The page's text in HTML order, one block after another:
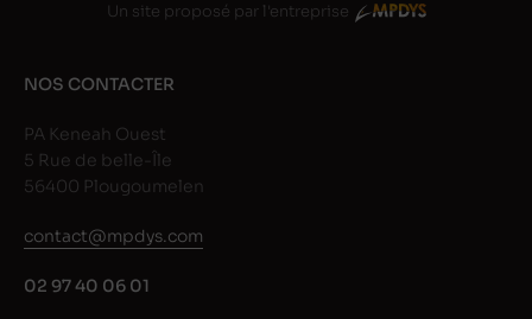
Un site proposé par l'entreprise
NOS CONTACTER
PA Keneah Ouest
5 Rue de belle-Île
56400 Plougoumelen
contact@mpdys.com
02 97 40 06 01